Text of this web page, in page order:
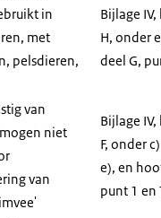
in
met
pelsdieren,
Bijlage
H, onder
deel G,
van
niet
van
Bijlage
F, onder
e), en
punt 1 en